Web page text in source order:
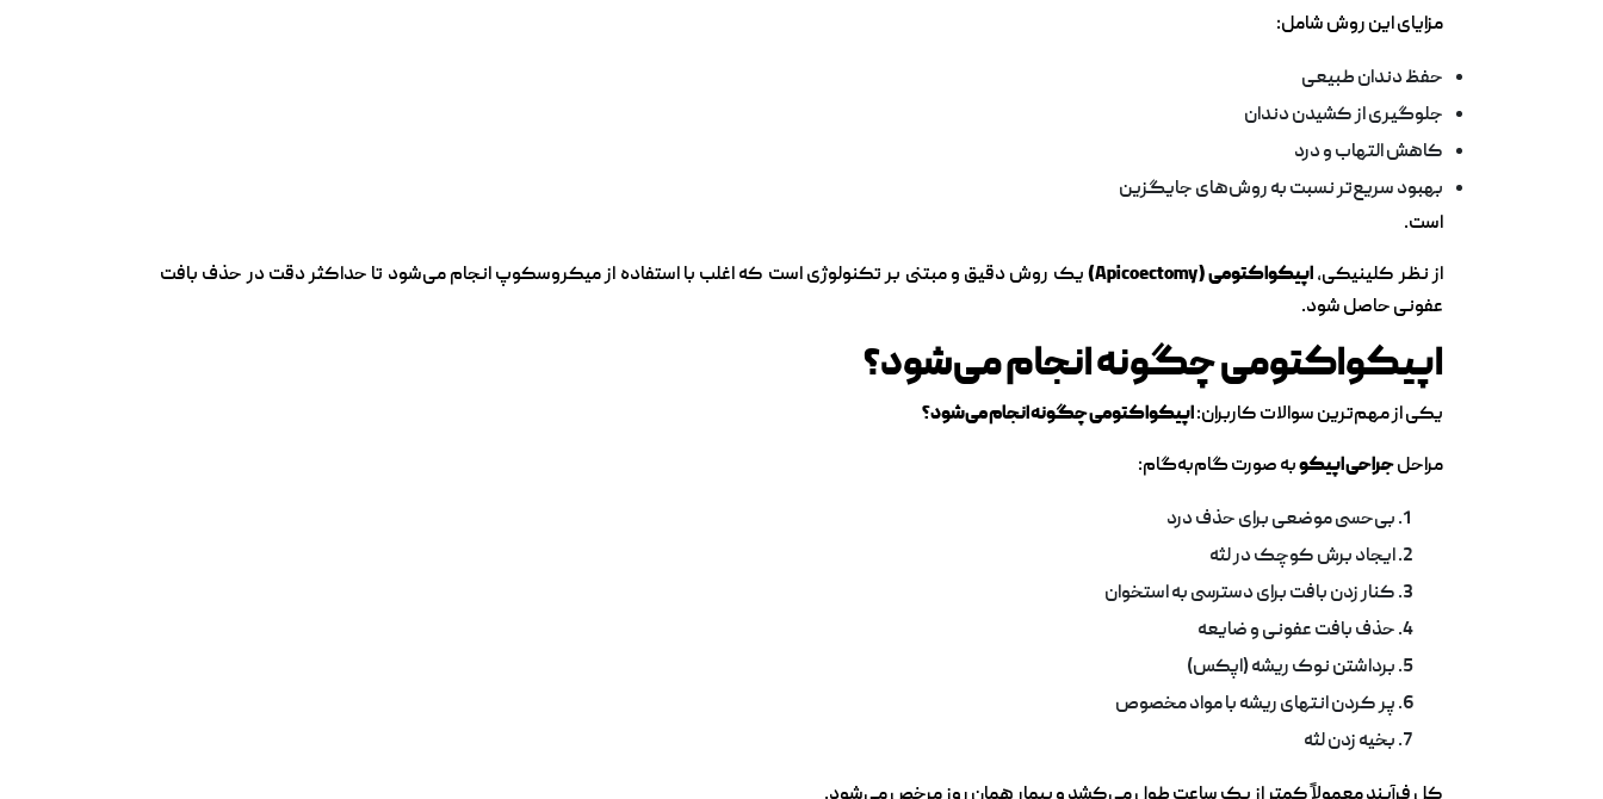
مزایای این روش شامل:
حفظ دندان طبیعی
جلوگیری از کشیدن دندان
کاهش التهاب و درد
بهبود سریع‌تر نسبت به روش‌های جایگزین
است.
از نظر کلینیکی،اپیکواکتومی (Apicoectomy)
یک روش دقیق و مبتنی بر تکنولوژی است که اغلب با استفاده از میکروسکوپ انجام می‌شود تا حداکثر دقت در حذف بافت
عفونی حاصل شود.
اپیکواکتومی چگونه انجام می‌شود؟
یکی از مهم‌ترین سوالات کاربران:اپیکواکتومی چگونه انجام می‌شود؟
مراحلجراحی اپیکوبه صورت گام‌به‌گام:
بی‌حسی موضعی برای حذف درد
ایجاد برش کوچک در لثه
کنار زدن بافت برای دسترسی به استخوان
حذف بافت عفونی و ضایعه
برداشتن نوک ریشه (اپکس)
پر کردن انتهای ریشه با مواد مخصوص
بخیه زدن لثه